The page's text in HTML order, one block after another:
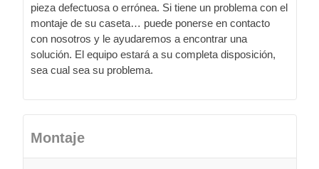
pieza defectuosa o errónea. Si tiene un problema con el
montaje de su caseta… puede ponerse en contacto
con nosotros y le ayudaremos a encontrar una
solución. El equipo estará a su completa disposición,
sea cual sea su problema.
Montaje